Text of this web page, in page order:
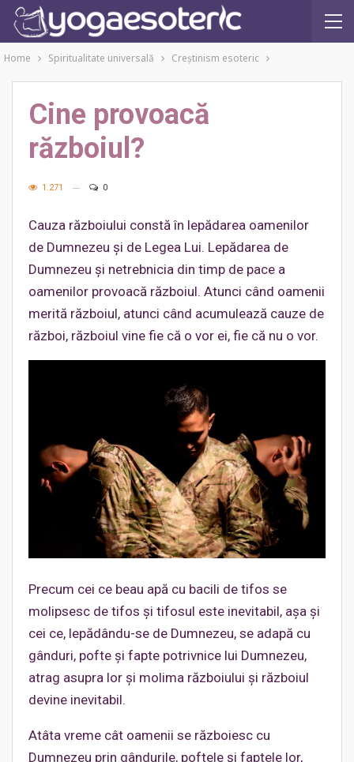
Home Spiritualitate universală Creştinism esoteric
Cine provoacă
războiul?
1.271 0
Cauza războiului constă în lepădarea oamenilor
de Dumnezeu și de Legea Lui. Lepădarea de
Dumnezeu și netrebnicia din timp de pace a
oamenilor provoacă războiul. Atunci când oamenii
merită războiul, atunci când acumulează cauze de
război, războiul vine fie că o vor ei, fie că nu o vor.
Precum cei ce beau apă cu bacili de tifos se
molipsesc de tifos și tifosul este inevitabil, așa și
cei ce, lepădându-se de Dumnezeu, se adapă cu
gânduri, pofte și fapte potrivnice lui Dumnezeu,
atrag asupra lor și molima războiului și războiul
devine inevitabil.
Atâta vreme cât oamenii se războiesc cu
Dumnezeu prin gândurile, poftele și faptele lor,